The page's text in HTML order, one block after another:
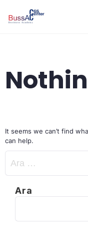
content
It seems we can’t find
can help.
Arama:
Ara